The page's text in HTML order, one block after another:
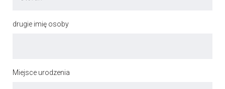
drugie imię osoby
Miejsce urodzenia